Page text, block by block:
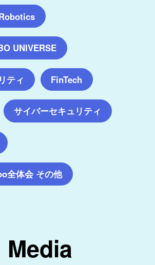
UNIVERSE
ティ FinTech
サイバーセキュリティ
全体会 その他
Media